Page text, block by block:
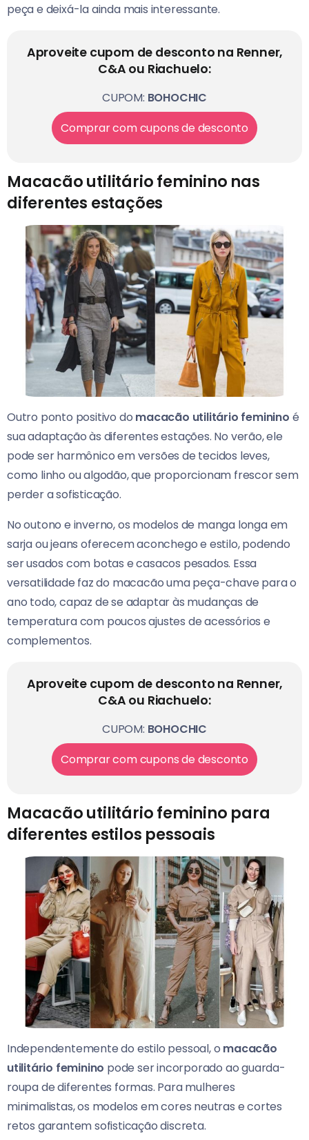
peça e deixá-la ainda mais interessante.
Aproveite cupom de desconto na Renner,
C&A ou Riachuelo:
CUPOM: BOHOCHIC
Comprar com cupons de desconto
Macacão utilitário feminino nas
diferentes estações
Outro ponto positivo do macacão utilitário feminino é
sua adaptação às diferentes estações. No verão, ele
pode ser harmônico em versões de tecidos leves,
como linho ou algodão, que proporcionam frescor sem
perder a sofisticação.
No outono e inverno, os modelos de manga longa em
sarja ou jeans oferecem aconchego e estilo, podendo
ser usados com botas e casacos pesados. Essa
versatilidade faz do macacão uma peça-chave para o
ano todo, capaz de se adaptar às mudanças de
temperatura com poucos ajustes de acessórios e
complementos.
Aproveite cupom de desconto na Renner,
C&A ou Riachuelo:
CUPOM: BOHOCHIC
Comprar com cupons de desconto
Macacão utilitário feminino para
diferentes estilos pessoais
Independentemente do estilo pessoal, o macacão
utilitário feminino pode ser incorporado ao guarda-
roupa de diferentes formas. Para mulheres
minimalistas, os modelos em cores neutras e cortes
retos garantem sofisticação discreta.